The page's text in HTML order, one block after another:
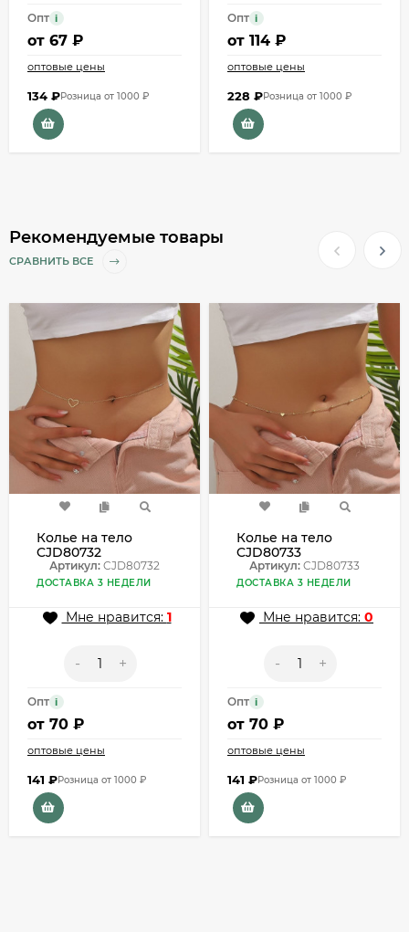
Опт i
от 67 ₽
оптовые цены
134 ₽Розница от 1000 ₽
Опт i
от 114 ₽
оптовые цены
228 ₽Розница от 1000 ₽
Рекомендуемые товары
СРАВНИТЬ ВСЕ
Колье на тело
CJD80732
Артикул: CJD80732
ДОСТАВКА 3 НЕДЕЛИ
Мне нравится: 1
- +
Опт i
от 70 ₽
оптовые цены
141 ₽Розница от 1000 ₽
Колье на тело
CJD80733
Артикул: CJD80733
ДОСТАВКА 3 НЕДЕЛИ
Мне нравится: 0
- +
Опт i
от 70 ₽
оптовые цены
141 ₽Розница от 1000 ₽